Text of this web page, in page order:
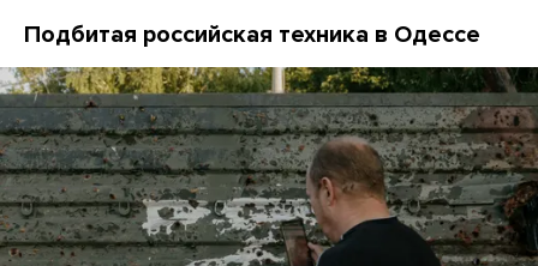
Подбитая российская техника в Одессе